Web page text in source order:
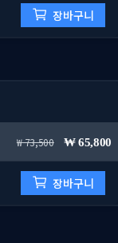
장바구니
73,500 65,800
장바구니